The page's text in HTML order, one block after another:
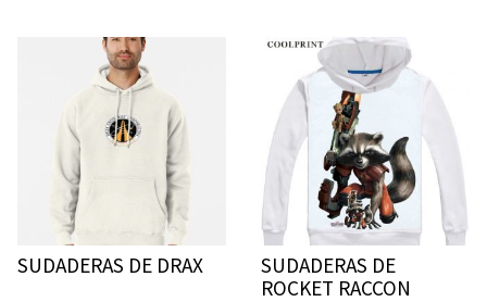
SUDADERAS DE DRAX
SUDADERAS DE
ROCKET RACCON